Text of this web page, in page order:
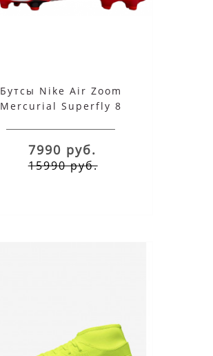
Бутсы Nike Air Zoom
Mercurial Superfly 8
7990 руб.
15990 руб.